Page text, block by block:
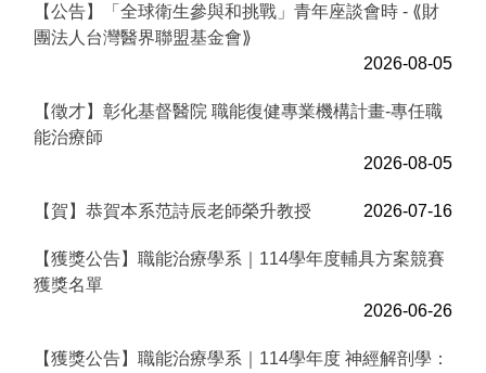
【公告】「全球衛生參與和挑戰」青年座談會時 - ⟪財
團法人台灣醫界聯盟基金會⟫
2026-08-05
【徵才】彰化基督醫院 職能復健專業機構計畫-專任職
能治療師
2026-08-05
【賀】恭賀本系范詩辰老師榮升教授 2026-07-16
【獲獎公告】職能治療學系｜114學年度輔具方案競賽
獲獎名單
2026-06-26
【獲獎公告】職能治療學系｜114學年度 神經解剖學：